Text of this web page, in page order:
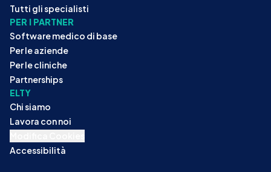
Tutti gli specialisti
PER I PARTNER
Software medico di base
Per le aziende
Per le cliniche
Partnerships
ELTY
Chi siamo
Lavora con noi
Accessibilità